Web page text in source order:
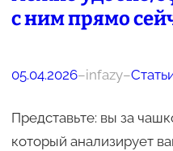
с ним прямо
05.04.2026–infazy–
Представьте: вы за
который анализирует